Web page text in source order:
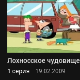
Лохносское чудовище
1 серия 19.02.2009